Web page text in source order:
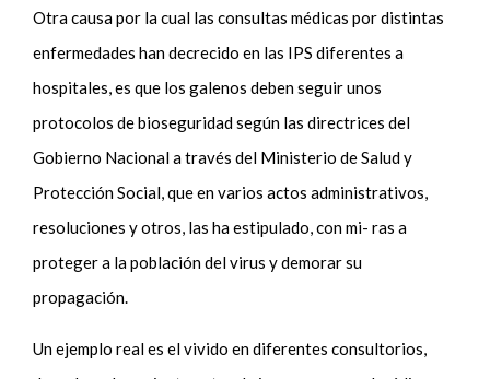
Otra causa por la cual las consultas médicas por distintas
enfermedades han decrecido en las IPS diferentes a
hospitales, es que los galenos deben seguir unos
protocolos de bioseguridad según las directrices del
Gobierno Nacional a través del Ministerio de Salud y
Protección Social, que en varios actos administrativos,
resoluciones y otros, las ha estipulado, con mi- ras a
proteger a la población del virus y demorar su
propagación.
Un ejemplo real es el vivido en diferentes consultorios,